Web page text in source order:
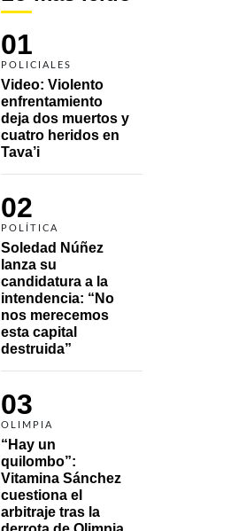
01
POLICIALES
Video: Violento
enfrentamiento
deja dos muertos y
cuatro heridos en
Tava’i
02
POLÍTICA
Soledad Núñez
lanza su
candidatura a la
intendencia: “No
nos merecemos
esta capital
destruida”
03
OLIMPIA
“Hay un
quilombo”:
Vitamina Sánchez
cuestiona el
arbitraje tras la